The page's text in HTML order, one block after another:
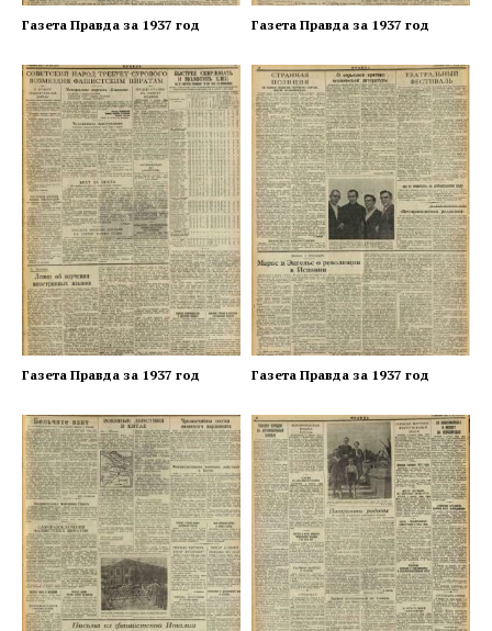
Газета Правда за 1937 год Газета Правда за 1937 год
Газета Правда за 1937 год Газета Правда за 1937 год